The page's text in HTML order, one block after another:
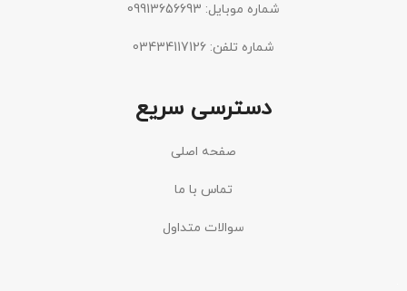
شماره موبایل: 09913656693
شماره تلفن: 03434117126
دسترسی سریع
صفحه اصلی
تماس با ما
سوالات متداول